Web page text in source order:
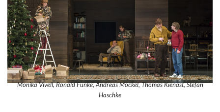
Monika Vivell, Ronald Funke, Andreas Möckel, Thomas Kienast, Stefan
Haschke